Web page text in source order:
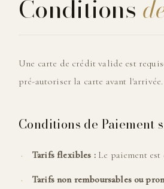
Conditions
Une carte de crédit valide est
pré-autoriser la carte avant l'arrivée.
Conditions de Paiement
Tarifs flexibles :Le paiement est
Tarifs non remboursables ou